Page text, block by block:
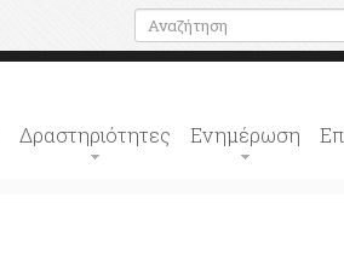
Δραστηριότητες Ενημέρωση